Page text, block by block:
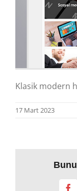
Klasik modern
17 Mart 2023